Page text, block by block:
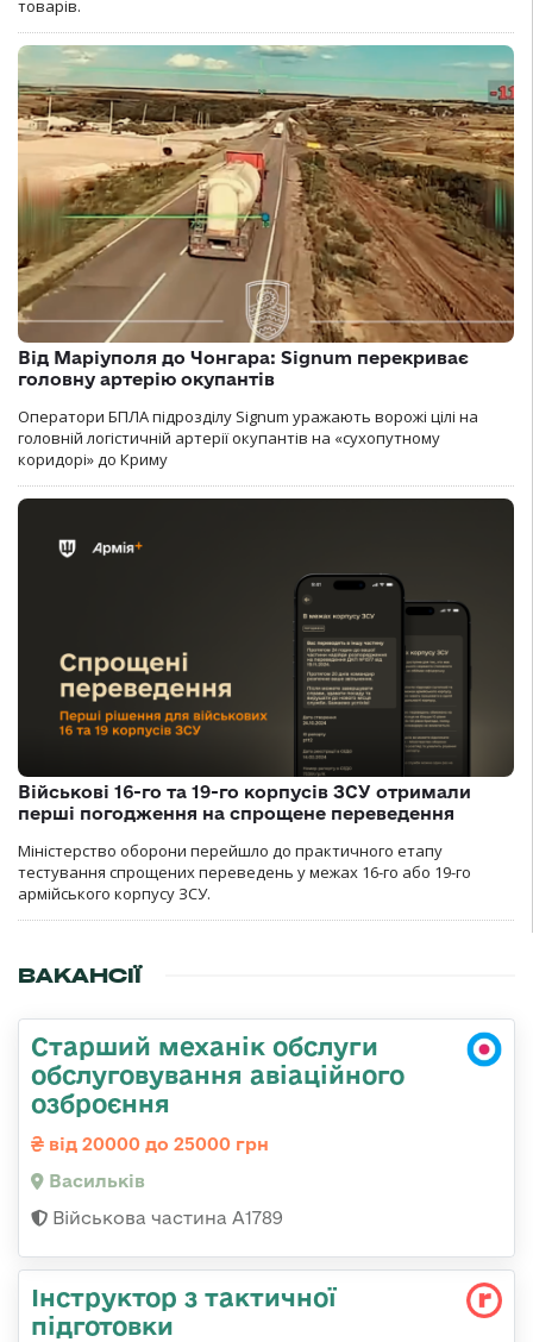
товарів.
Від Маріуполя до Чонгара: Signum перекриває
головну артерію окупантів
Оператори БПЛА підрозділу Signum уражають ворожі цілі на
головній логістичній артерії окупантів на «сухопутному
коридорі» до Криму
Військові 16-го та 19-го корпусів ЗСУ отримали
перші погодження на спрощене переведення
Міністерство оборони перейшло до практичного етапу
тестування спрощених переведень у межах 16-го або 19-го
армійського корпусу ЗСУ.
ВАКАНСІЇ
Старший механік обслуги
обслуговування авіаційного
озброєння
від 20000 до 25000 грн
Васильків
Військова частина А1789
Інструктор з тактичної
підготовки